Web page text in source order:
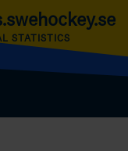
STATISTICS